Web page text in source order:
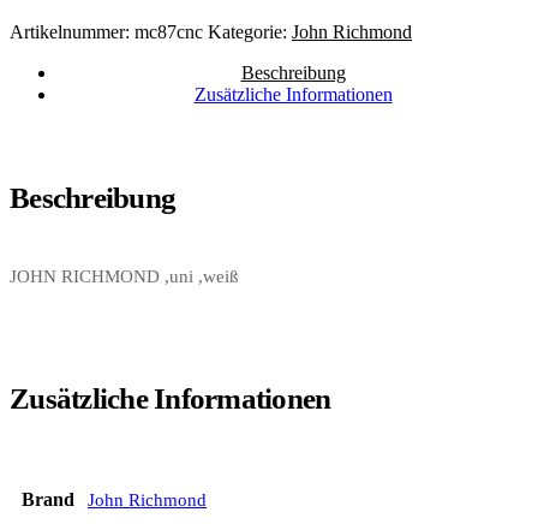
Artikelnummer: mc87cnc Kategorie: John Richmond
Beschreibung
Zusätzliche Informationen
Beschreibung
JOHN RICHMOND ,uni ,weiß
Zusätzliche Informationen
Brand John Richmond